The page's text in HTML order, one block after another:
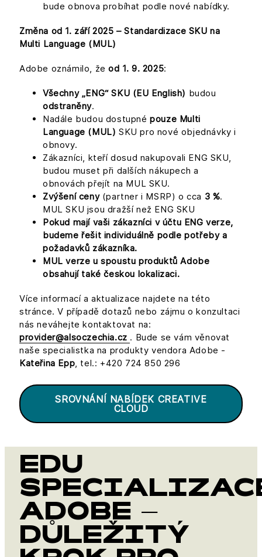
bude obnova probíhat podle nové nabídky.
Změna od 1. září 2025 – Standardizace SKU na
Multi Language (MUL)
Adobe oznámilo, žeod 1. 9. 2025:
Všechny „ENG“ SKU (EU English) budou
odstraněny.
Nadále budou dostupnépouze Multi
Language (MUL) SKU pro nové objednávky i
obnovy.
Zákazníci, kteří dosud nakupovali ENG SKU,
budou muset při dalších nákupech a
obnovách přejít na MUL SKU.
Zvýšení ceny(partner i MSRP) o cca 3 %.
MUL SKU jsou dražší než ENG SKU
Pokud mají vaši zákazníci v účtu ENG verze,
budeme řešit individuálně podle potřeby a
požadavků zákazníka.
MUL verze u spoustu produktů Adobe
obsahují také českou lokalizaci.
Více informací a aktualizace najdete na této
stránce. V případě dotazů nebo zájmu o konzultaci
nás neváhejte kontaktovat na:
provider@alsoczechia.cz . Bude se vám věnovat
naše specialistka na produkty vendora Adobe -
Kateřina Epp, tel.: +420 724 850 296
SROVNÁNÍ NABÍDEK CREATIVE
CLOUD
EDU
ADOBE –
DŮLEŽITÝ